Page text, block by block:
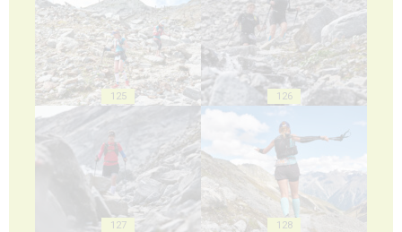
125 126
127 128